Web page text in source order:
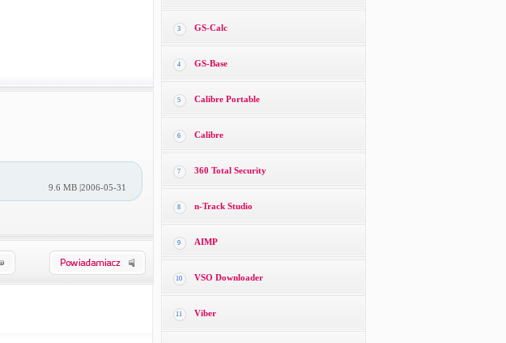
9.6 MB |2006-05-31
3 GS-Calc
4 GS-Base
5 Calibre Portable
6 Calibre
7 360 Total Security
8 n-Track Studio
9 AIMP
10 VSO Downloader
11 Viber